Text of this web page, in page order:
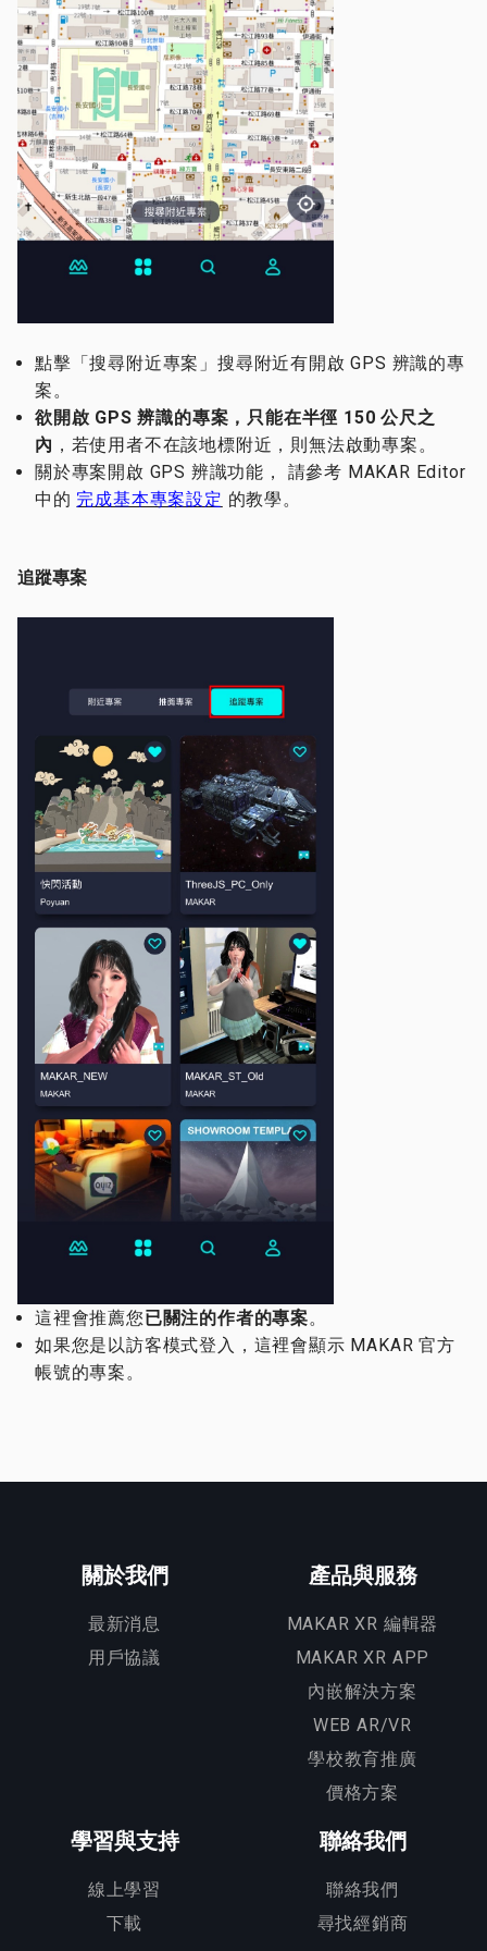
點擊「搜尋附近專案」搜尋附近有開啟 GPS 辨識的專
案。
欲開啟 GPS 辨識的專案，只能在半徑 150 公尺之
內 ，若使用者不在該地標附近，則無法啟動專案。
關於專案開啟 GPS 辨識功能， 請參考 MAKAR Editor
中的 完成基本專案設定 的教學。
追蹤專案
這裡會推薦您已關注的作者的專案。
如果您是以訪客模式登入，這裡會顯示 MAKAR 官方
帳號的專案。
關於我們
最新消息
用戶協議
產品與服務
MAKAR XR 編輯器
MAKAR XR APP
內嵌解決方案
WEB AR/VR
學校教育推廣
價格方案
學習與支持
線上學習
下載
聯絡我們
聯絡我們
尋找經銷商